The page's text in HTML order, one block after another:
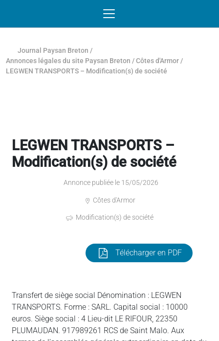
Journal Paysan Breton /
Annonces légales du site Paysan Breton /Côtes d'Armor /
LEGWEN TRANSPORTS – Modification(s) de société
LEGWEN TRANSPORTS –
Modification(s) de société
Annonce publiée le 15/05/2026
Côtes d'Armor
Modification(s) de société
Télécharger en PDF
Transfert de siège social Dénomination : LEGWEN
TRANSPORTS. Forme : SARL. Capital social : 10000
euros. Siège social : 4 Lieu-dit LE RIFOUR, 22350
PLUMAUDAN. 917989261 RCS de Saint Malo. Aux